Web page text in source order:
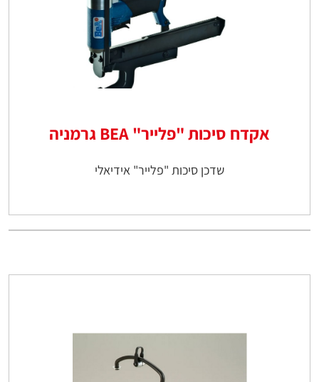
אקדח סיכות "פלייר" BEA גרמניה
שדכן סיכות "פלייר" אידיאלי